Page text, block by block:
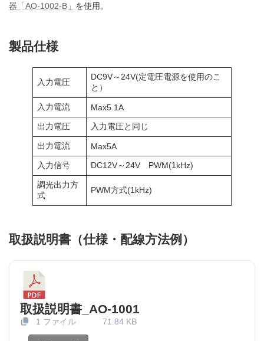
器「AO-1002-B」 を使用。
製品仕様
入力電圧
DC9V～24V(定電圧電源を使用のこ
と）
入力電流
Max5.1A
出力電圧
入力電圧と同じ
出力電流
Max5A
入力信号
DC12V～24V PWM(1kHz)
調光出力方
式
PWM方式(1kHz)
取扱説明書（仕様・配線方法例）
取扱説明書_AO-1001
1 ファイル 71.84 KB